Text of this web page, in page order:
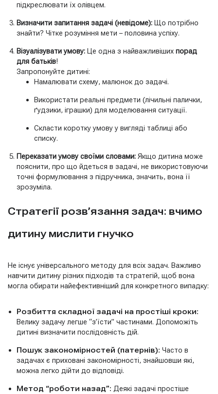
підкреслювати їх олівцем.
Визначити запитання задачі (невідоме):Що потрібно
знайти? Чітке розуміння мети – половина успіху.
Візуалізувати умову:Це одна з найважливіших порад
для батьків!
Запропонуйте дитині:
Намалювати схему, малюнок до задачі.
Використати реальні предмети (лічильні палички,
ґудзики, іграшки) для моделювання ситуації.
Скласти коротку умову у вигляді таблиці або
списку.
Переказати умову своїми словами:Якщо дитина може
пояснити, про що йдеться в задачі, не використовуючи
точні формулювання з підручника, значить, вона її
зрозуміла.
Стратегії розв’язання задач: вчимо
дитину мислити гнучко
Не існує універсального методу для всіх задач. Важливо
навчити дитину різних підходів та стратегій, щоб вона
могла обирати найефективніший для конкретного випадку:
Розбиття складної задачі на простіші кроки:
Велику задачу легше “з’їсти” частинами. Допоможіть
дитині визначити послідовність дій.
Пошук закономірностей (патернів): Часто в
задачах є приховані закономірності, знайшовши які,
можна легко дійти до відповіді.
Метод “роботи назад”: Деякі задачі простіше